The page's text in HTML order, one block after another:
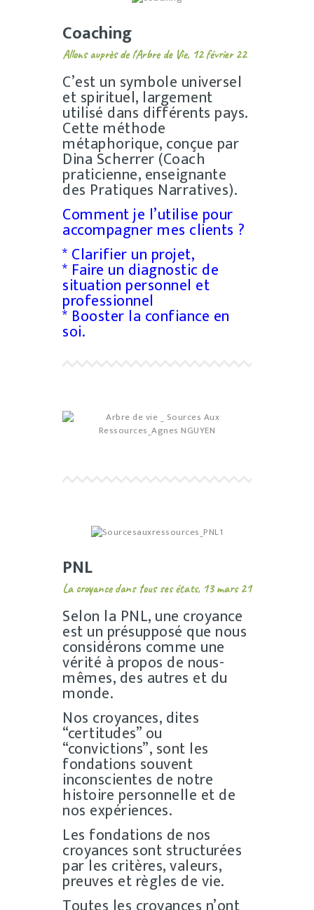
Coaching
Allons auprès de l'Arbre de Vie, 12 février 22
C’est un symbole universel
et spirituel, largement
utilisé dans différents pays.
Cette méthode
métaphorique, conçue par
Dina Scherrer (Coach
praticienne, enseignante
des Pratiques Narratives).
Comment je l’utilise pour
accompagner mes clients ?
* Clarifier un projet,
* Faire un diagnostic de
situation personnel et
professionnel
* Booster la confiance en
soi.
PNL
La croyance dans tous ses états, 13 mars 21
Selon la PNL, une croyance
est un présupposé que nous
considérons comme une
vérité à propos de nous-
mêmes, des autres et du
monde.
Nos croyances, dites
“certitudes” ou
“convictions”, sont les
fondations souvent
inconscientes de notre
histoire personnelle et de
nos expériences.
Les fondations de nos
croyances sont structurées
par les critères, valeurs,
preuves et règles de vie.